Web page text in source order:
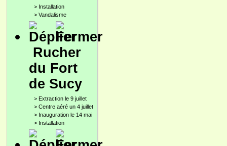
> Installation
> Vandalisme
Rucher
du Fort
de Sucy
> Extraction le 9 juillet
> Centre aéré un 4 juillet
> Inauguration le 14 mai
> Installation